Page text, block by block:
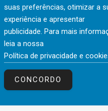
Global Outlook
global em serviços
e inteligência artificial
recente...
suas preferências, otimizar a
experiência e apresentar
publicidade. Para mais
leia a nossa
Política de privacidade e
CONCORDO